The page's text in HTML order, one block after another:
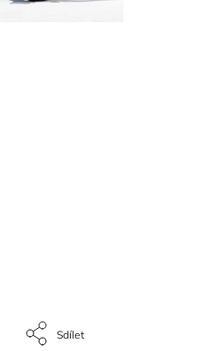
Sdílet